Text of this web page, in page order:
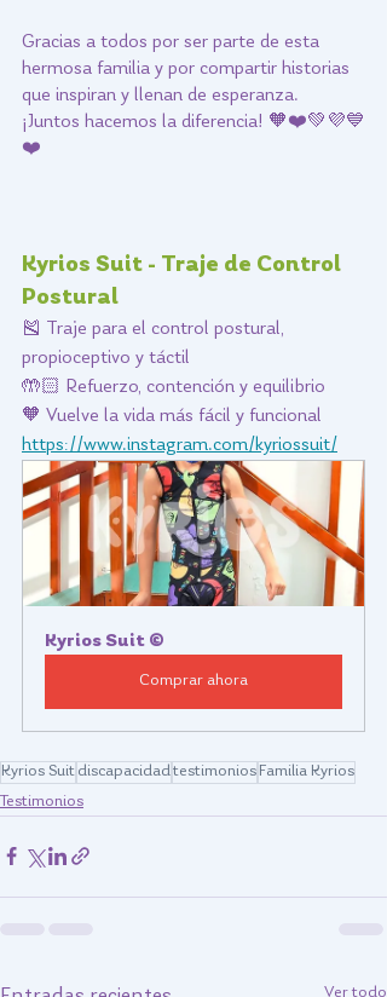
Gracias a todos por ser parte de esta
hermosa familia y por compartir historias
que inspiran y llenan de esperanza.
¡Juntos hacemos la diferencia! 🧡❤️💚💜💙
❤️
Kyrios Suit - Traje de Control
Postural
🎽 Traje para el control postural,
propioceptivo y táctil
🤲🏻 Refuerzo, contención y equilibrio
🧡 Vuelve la vida más fácil y funcional
https://www.instagram.com/kyriossuit/
Kyrios Suit ©
Comprar ahora
Kyrios Suit discapacidadtestimonios Familia Kyrios
Testimonios
Ver todo